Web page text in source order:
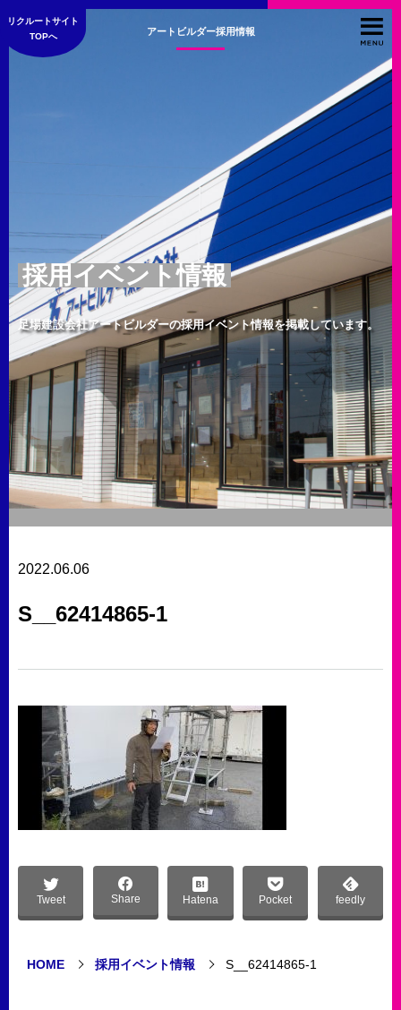
リクルートサイト
TOPへ
アートビルダー採用情報
採用イベント情報
足場建設会社アートビルダーの採用イベント情報を掲載しています。
2022.06.06
S__62414865-1
Tweet Share Hatena Pocket feedly
HOME 採用イベント情報 S__62414865-1